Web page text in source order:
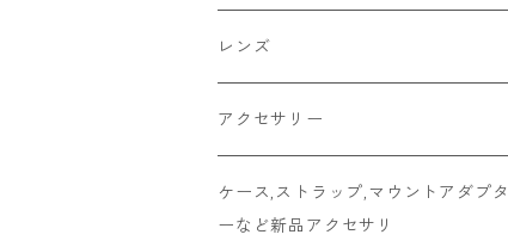
2026/06/12
2026/06/11
2026/06/10
Mamiya
京セラ
FUJIFILM
Leica
Rollei
OLYMPUS
HASSELBLAD
Rollei
PLAUBEL
コンパクト
FDマウント
SR/MDマウント
OMマウント
ハーフサイズ
フルサイズ
6x4.5
レンズ
Fマウント
FDマウント
アクセサリー
キャップ
ケース,ストラップ,マウントアダプタ
ーなど新品アクセサリ